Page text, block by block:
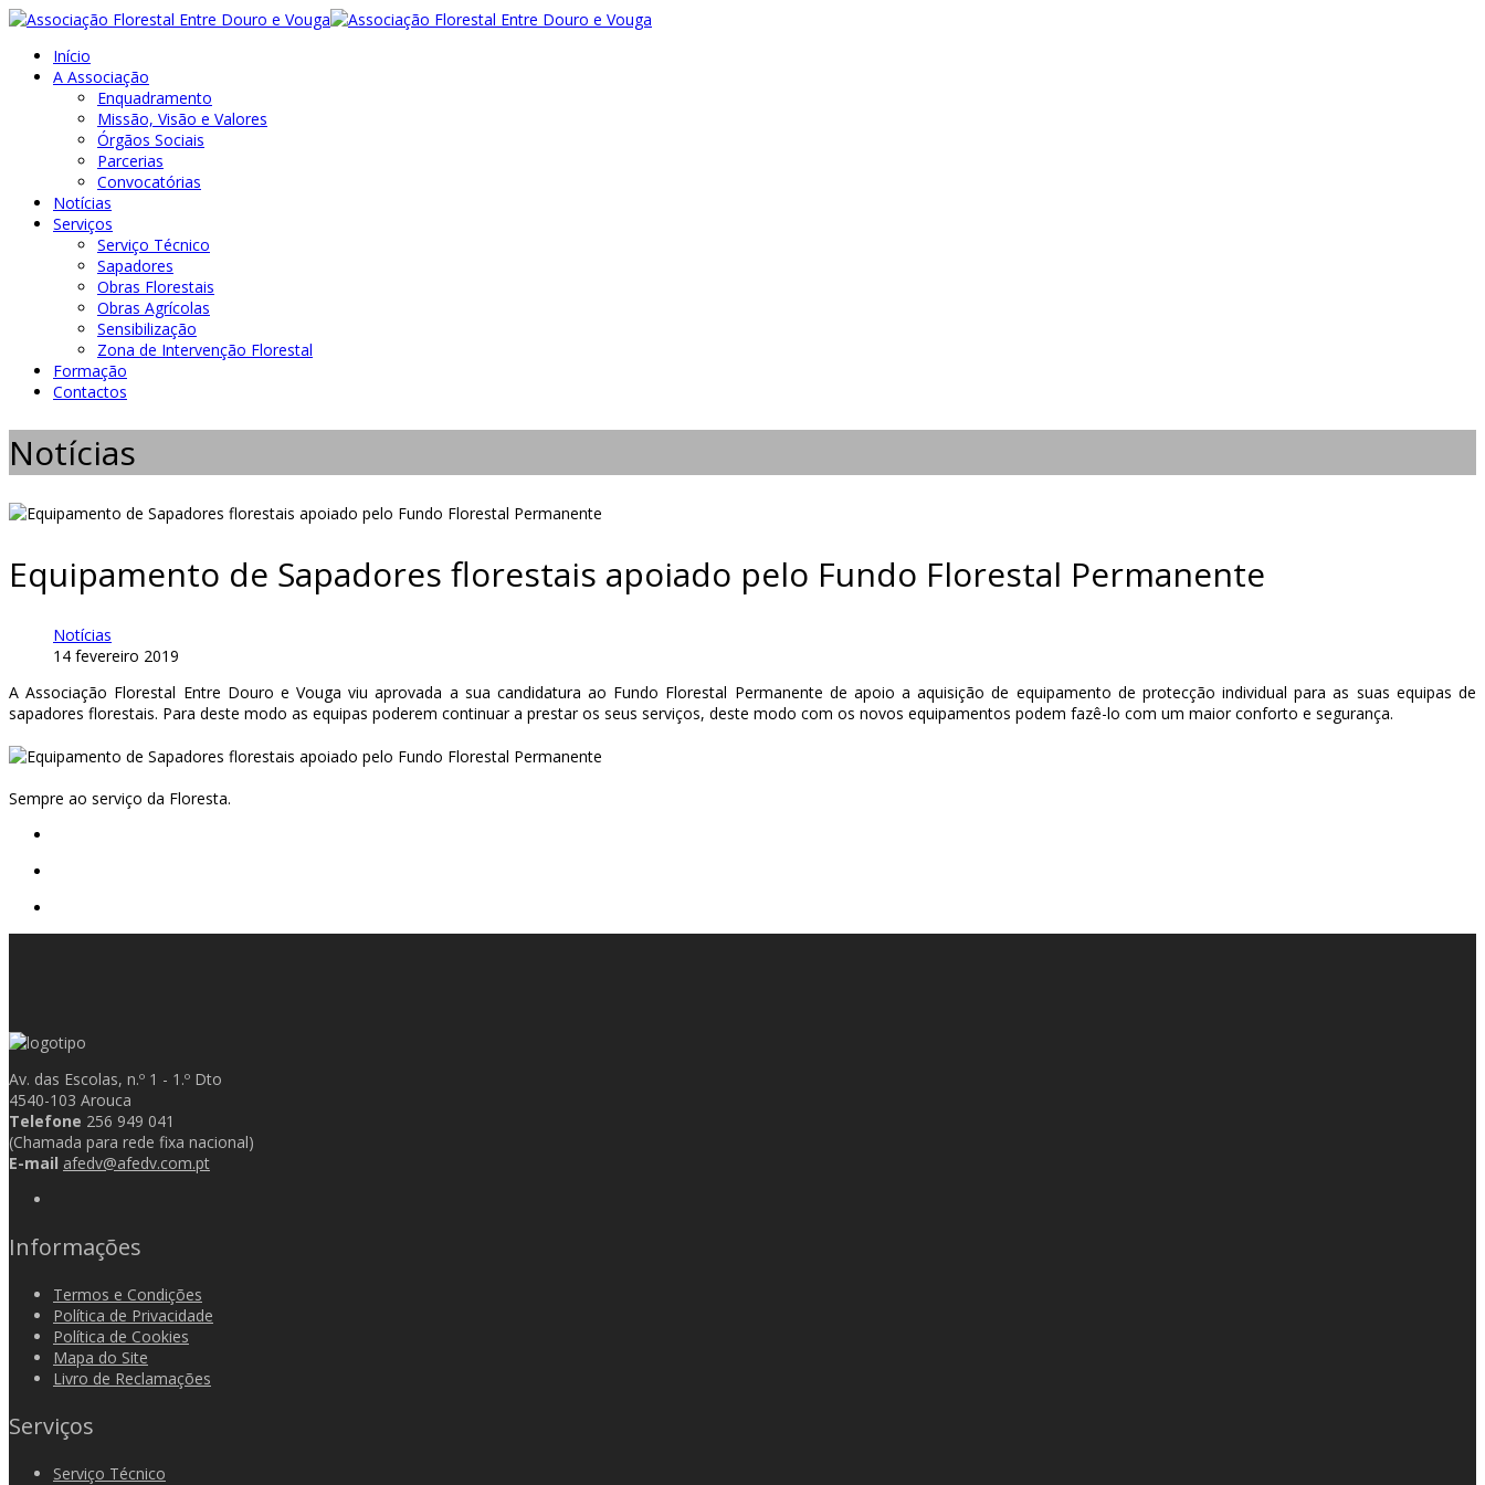
Início
A Associação
Enquadramento
Missão, Visão e Valores
Órgãos Sociais
Parcerias
Convocatórias
Notícias
Serviços
Serviço Técnico
Sapadores
Obras Florestais
Obras Agrícolas
Sensibilização
Zona de Intervenção Florestal
Formação
Contactos
Notícias
Equipamento de Sapadores florestais apoiado pelo Fundo Florestal Permanente
Notícias
14 fevereiro 2019
A Associação Florestal Entre Douro e Vouga viu aprovada a sua candidatura ao Fundo Florestal Permanente de apoio a aquisição de equipamento de protecção individual para as suas equipas de
sapadores florestais. Para deste modo as equipas poderem continuar a prestar os seus serviços, deste modo com os novos equipamentos podem fazê-lo com um maior conforto e segurança.
Sempre ao serviço da Floresta.
Av. das Escolas, n.º 1 - 1.º Dto
4540-103 Arouca
Telefone 256 949 041
(Chamada para rede fixa nacional)
E-mail afedv@afedv.com.pt
Informações
Termos e Condições
Política de Privacidade
Política de Cookies
Mapa do Site
Livro de Reclamações
Serviços
Serviço Técnico